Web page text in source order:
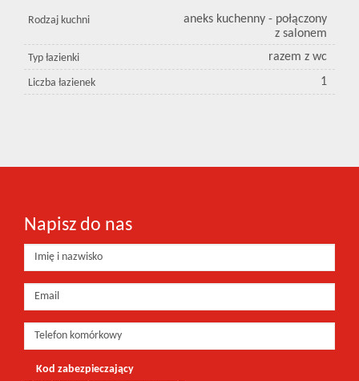
Rodzaj kuchni
aneks kuchenny - połączony
z salonem
Typ łazienki razem z wc
Liczba łazienek 1
Napisz do nas
Kod zabezpieczający